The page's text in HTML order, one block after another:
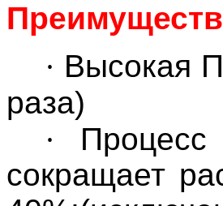
· Высокая
раза)
·
сокращает